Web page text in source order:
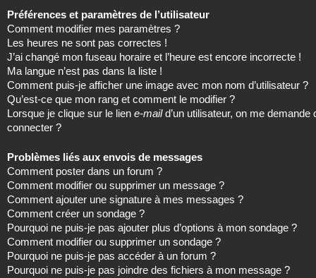
Préférences et paramètres de l’utilisateur
Comment modifier mes paramètres ?
Les heures ne sont pas correctes !
J’ai changé mon fuseau horaire et l’heure est encore incorrecte !
Ma langue n’est pas dans la liste !
Comment puis-je afficher une image avec mon nom d’utilisateur ?
Qu’est-ce que mon rang et comment le modifier ?
Lorsque je clique sur le lien e-maild’un utilisateur, on me demande
connecter ?
Problèmes liés aux envois de messages
Comment poster dans un forum ?
Comment modifier ou supprimer un message ?
Comment ajouter une signature à mes messages ?
Comment créer un sondage ?
Pourquoi ne puis-je pas ajouter plus d’options à mon sondage ?
Comment modifier ou supprimer un sondage ?
Pourquoi ne puis-je pas accéder à un forum ?
Pourquoi ne puis-je pas joindre des fichiers à mon message ?